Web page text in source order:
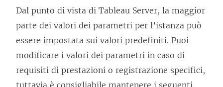
Dal punto di vista di Tableau Server, la maggior
parte dei valori dei parametri per l’istanza può
essere impostata sui valori predefiniti. Puoi
modificare i valori dei parametri in caso di
requisiti di prestazioni o registrazione specifici,